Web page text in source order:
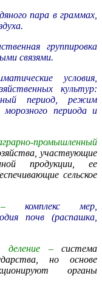
пара в граммах,
группировка
связями.
условия,
культур:
период, режим
периода и
промышленный
участвующие
продукции, ее
сельское
комплекс мер,
почв (распашка,
деление –
система
но основе
органы